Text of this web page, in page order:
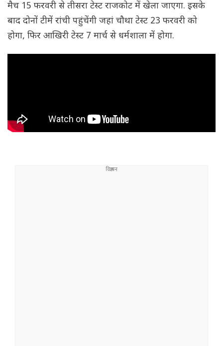
मैच 15 फरवरी से तीसरा टेस्ट राजकोट में खेला जाएगा. इसके
बाद दोनों टीमें रांची पहुंचेंगी जहां चौथा टेस्ट 23 फरवरी को
होगा, फिर आखिरी टेस्ट 7 मार्च से धर्मशाला में होगा.